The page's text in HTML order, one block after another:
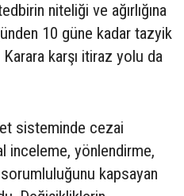
niteliği ve ağırlığına
10 güne kadar tazyik
karşı itiraz yolu da
sisteminde cezai
inceleme, yönlendirme,
kapsayan